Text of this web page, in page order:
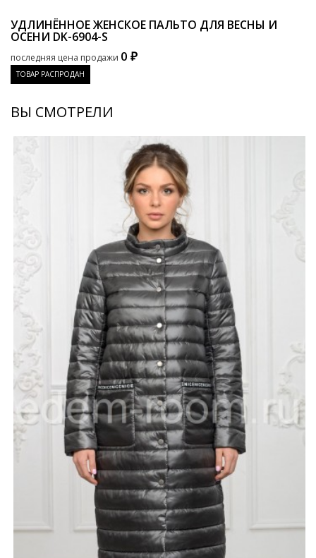
УДЛИНЁННОЕ ЖЕНСКОЕ ПАЛЬТО ДЛЯ ВЕСНЫ И
ОСЕНИ DK-6904-S
последняя цена продажи 0 ₽
ТОВАР РАСПРОДАН
ВЫ СМОТРЕЛИ